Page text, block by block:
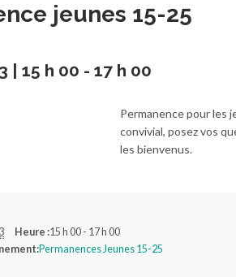
jeunes 15-25
| 15 h 00 - 17 h 00
Permanence pour les
convivial, posez vos
les bienvenus.
Heure :15 h 00 - 17 h 00
Permanences Jeunes 15-25